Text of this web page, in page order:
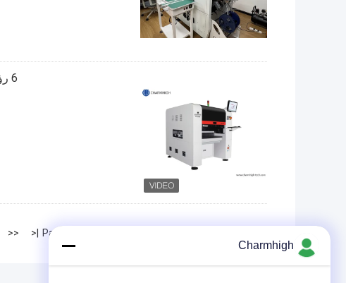
6 رؤوس SMT اختار ووضع آلة TM06 ناقل PCB 60 المغذيات
Page 1 of 3
|<
<<
Charmhigh